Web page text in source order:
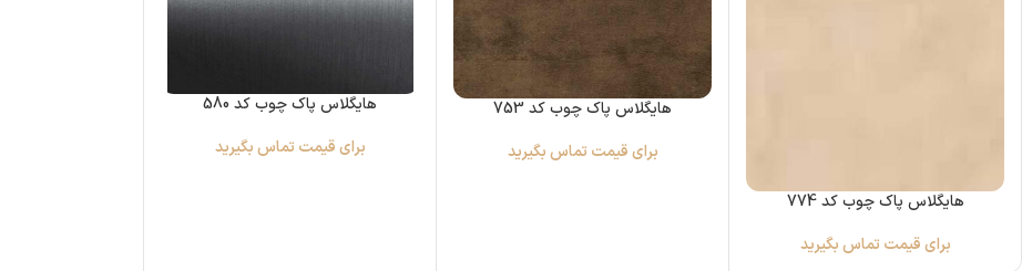
هایگلاس پاک چوب کد 774
برای قیمت تماس بگیرید
هایگلاس پاک چوب کد 753
برای قیمت تماس بگیرید
هایگلاس پاک چوب کد 580
برای قیمت تماس بگیرید